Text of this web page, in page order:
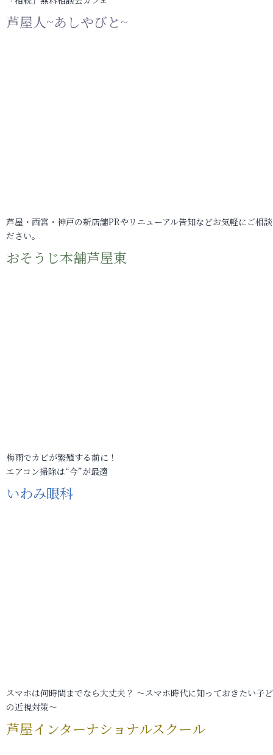
芦屋人~あしやびと~
芦屋・西宮・神戸の新店舗PRやリニューアル告知などお気軽にご相
ださい。
おそうじ本舗芦屋東
梅雨でカビが繁殖する前に！
エアコン掃除は“今”が最適
いわみ眼科
スマホは何時間までなら大丈夫？ ～スマホ時代に知っておきたい子
の近視対策～
芦屋インターナショナルスクール